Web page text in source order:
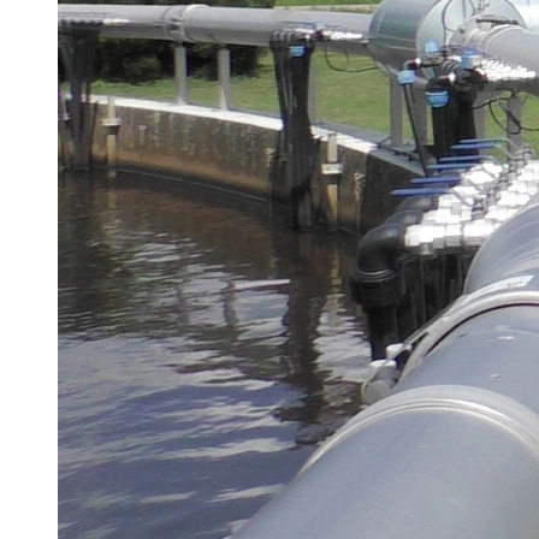
Brau Beviale
Hannover Messe
IFAT
Tausendwasser
Energieeffizienz & Nachhaltigkeit
Grüne Gebäude und Wasserlösungen für
klimaresiliente Städte
21. Juli 2026